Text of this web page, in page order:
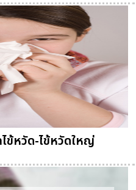
ข้หวัด-ไข้หวัดใหญ่